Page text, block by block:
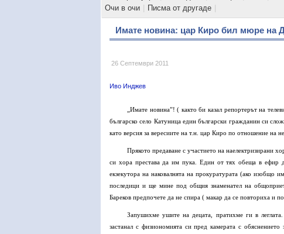
Очи в очи
Писма от другаде
Имате новина: цар Киро бил мюре на
26 Септември 2011
Иво Инджев
„Имате новина”! ( както би казал репортерът на
българско село Катуница един български гражданин си
като версия за вересиите на т.н. цар Киро по отношение на
Прякото предаване с участието на наелектризирани
си хора престава да им пука. Един от тях обеща в ефир
екзекутора на наковалнята на прокуратурата (ако изобщо
последици и ще мине под общия знаменател на
Бареков предпочете да не спира ( макар да се повториха и
Запушихме ушите на децата, пратихме ги в
застанал с физиономията си пред камерата с